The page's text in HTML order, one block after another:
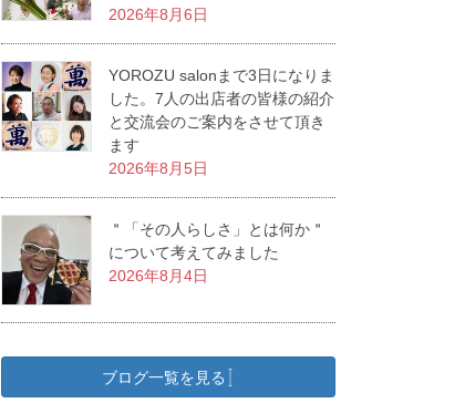
2026年8月6日
YOROZU salonまで3日になりま
した。7人の出店者の皆様の紹介
と交流会のご案内をさせて頂き
ます
2026年8月5日
＂「その人らしさ」とは何か＂
について考えてみました
2026年8月4日
ブログ一覧を見る